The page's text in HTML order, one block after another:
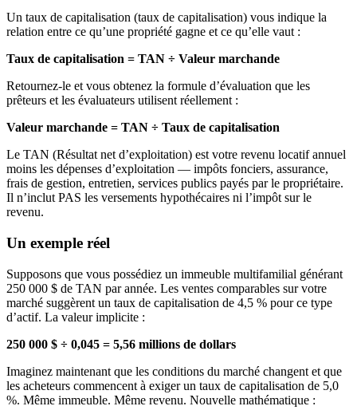
Un taux de capitalisation (taux de capitalisation) vous indique la
relation entre ce qu’une propriété gagne et ce qu’elle vaut :
Taux de capitalisation = TAN ÷ Valeur marchande
Retournez-le et vous obtenez la formule d’évaluation que les
prêteurs et les évaluateurs utilisent réellement :
Valeur marchande = TAN ÷ Taux de capitalisation
Le TAN (Résultat net d’exploitation) est votre revenu locatif annuel
moins les dépenses d’exploitation — impôts fonciers, assurance,
frais de gestion, entretien, services publics payés par le propriétaire.
Il n’inclut PAS les versements hypothécaires ni l’impôt sur le
revenu.
Un exemple réel
Supposons que vous possédiez un immeuble multifamilial générant
250 000 $ de TAN par année. Les ventes comparables sur votre
marché suggèrent un taux de capitalisation de 4,5 % pour ce type
d’actif. La valeur implicite :
250 000 $ ÷ 0,045 = 5,56 millions de dollars
Imaginez maintenant que les conditions du marché changent et que
les acheteurs commencent à exiger un taux de capitalisation de 5,0
%. Même immeuble. Même revenu. Nouvelle mathématique :